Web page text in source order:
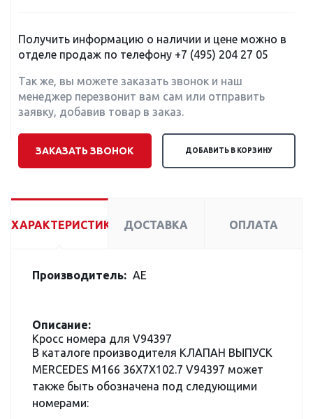
Получить информацию о наличии и цене можно в
отделе продаж по телефону +7 (495) 204 27 05
Так же, вы можете заказать звонок и наш
менеджер перезвонит вам сам или отправить
заявку, добавив товар в заказ.
ЗАКАЗАТЬ ЗВОНОК ДОБАВИТЬ В КОРЗИНУ
ХАРАКТЕРИСТИКИ ДОСТАВКА ОПЛАТА
Производитель: AE
Описание:
Кросс номера для V94397
В каталоге производителя КЛАПАН ВЫПУСК
MERCEDES M166 36X7X102.7 V94397 может
также быть обозначена под следующими
номерами: